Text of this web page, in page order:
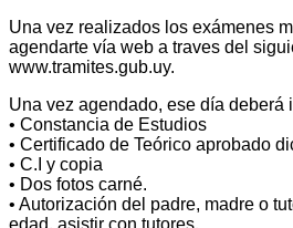
Una vez realizados los exámenes
agendarte vía web a traves del
www.tramites.gub.uy.
Una vez agendado, ese día deberá
• Constancia de Estudios
• Certificado de Teórico aprobado
• C.I y copia
• Dos fotos carné.
• Autorización del padre, madre o
edad, asistir con tutores.